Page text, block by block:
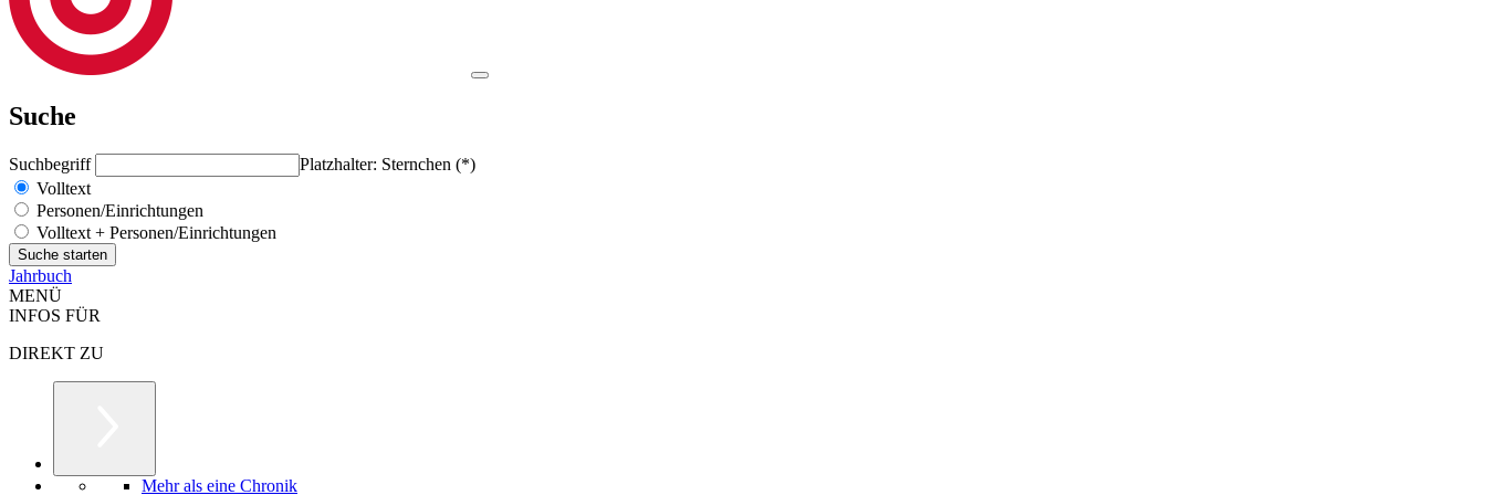
Suche
Suchbegriff
Platzhalter: Sternchen (*)
Volltext
Personen/Einrichtungen
Volltext + Personen/Einrichtungen
Jahrbuch
MENÜ
INFOS FÜR
DIREKT ZU
Mehr als eine Chronik